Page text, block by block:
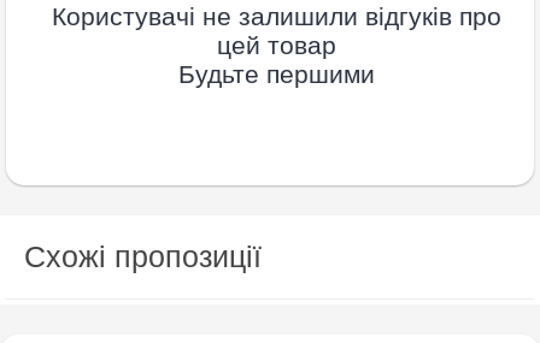
Користувачі не залишили відгуків про
цей товар
Будьте першими
Схожі пропозиції